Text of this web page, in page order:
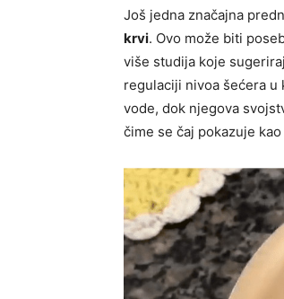
Još jedna značajna
krvi. Ovo može biti
više studija koje
regulaciji nivoa šećera
vode, dok njegova
čime se čaj pokazuje